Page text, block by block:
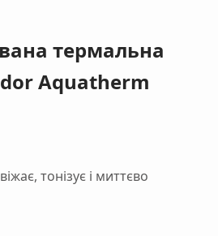
термальна
Aquatherm
тонізує і миттєво